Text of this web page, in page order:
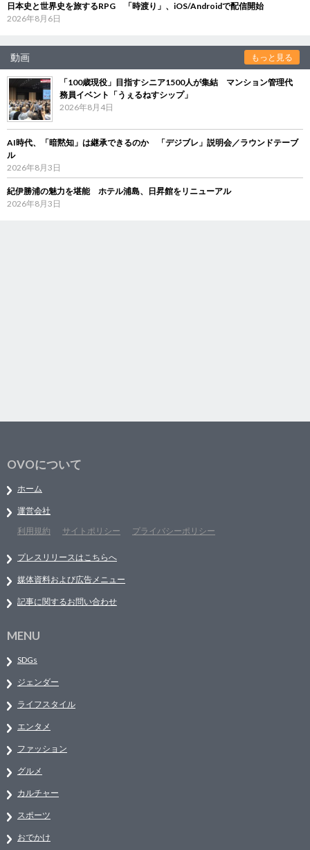
日本史と世界史を旅するRPG 「時渡り」、iOS/Androidで配信開始
2026年8月6日
動画 もっと見る
「100歳現役」目指すシニア1500人が集結 マンション管理代
務員イベント「うぇるねすシップ」
2026年8月4日
AI時代、「暗黙知」は継承できるのか 「デジブレ」説明会／ラウンドテーブ
ル
2026年8月3日
紀伊勝浦の魅力を堪能 ホテル浦島、日昇館をリニューアル
2026年8月3日
OVOについて
ホーム
運営会社
利用規約
サイトポリシー プライバシーポリシー
プレスリリースはこちらへ
媒体資料および広告メニュー
記事に関するお問い合わせ
MENU
SDGs
ジェンダー
ライフスタイル
エンタメ
ファッション
グルメ
カルチャー
スポーツ
おでかけ